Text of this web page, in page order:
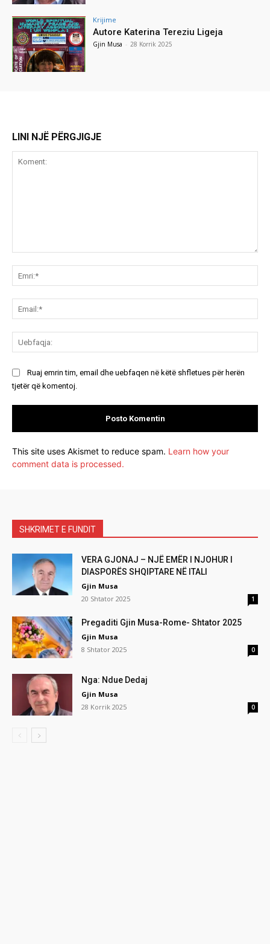
Krijime
Autore Katerina Tereziu Ligeja
Gjin Musa - 28 Korrik 2025
LINI NJË PËRGJIGJE
Ruaj emrin tim, email dhe uebfaqen në këtë shfletues për herën
tjetër që komentoj.
This site uses Akismet to reduce spam. Learn how your
comment data is processed.
SHKRIMET E FUNDIT
VERA GJONAJ – NJË EMËR I NJOHUR I
DIASPORËS SHQIPTARE NË ITALI
Gjin Musa
20 Shtator 2025
1
Pregaditi Gjin Musa-Rome- Shtator 2025
Gjin Musa
8 Shtator 2025
0
Nga: Ndue Dedaj
Gjin Musa
28 Korrik 2025
0